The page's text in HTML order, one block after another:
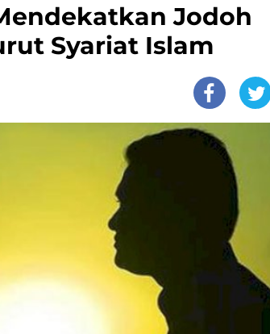
Jodoh
Syariat Islam